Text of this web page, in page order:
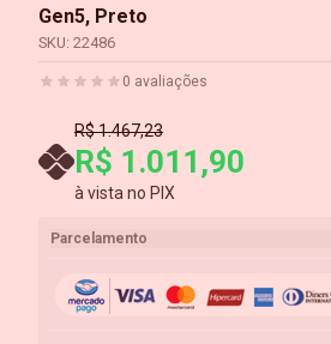
Gen5, Preto
SKU: 22486
0 avaliações
R$ 1.467,23
R$ 1.011,90
à vista no PIX
Parcelamento